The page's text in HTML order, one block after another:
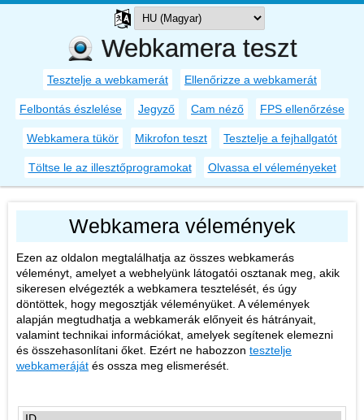
Webkamera teszt
Tesztelje a webkamerát Ellenőrizze a webkamerát
Felbontás észlelése Jegyző Cam néző FPS ellenőrzése
Webkamera tükör Mikrofon teszt Tesztelje a fejhallgatót
Töltse le az illesztőprogramokat Olvassa el véleményeket
Webkamera vélemények
Ezen az oldalon megtalálhatja az összes webkamerás
véleményt, amelyet a webhelyünk látogatói osztanak meg, akik
sikeresen elvégezték a webkamera tesztelését, és úgy
döntöttek, hogy megosztják véleményüket. A vélemények
alapján megtudhatja a webkamerák előnyeit és hátrányait,
valamint technikai információkat, amelyek segítenek elemezni
és összehasonlítani őket. Ezért ne habozzon tesztelje
webkameráját és ossza meg elismerését.